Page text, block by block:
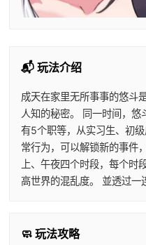
📬 玩法介绍
成天在家里无所事事的悠斗
人知的秘密。 同一时间，
有5个职等，从实习生、初
常行为，可以解锁新的事件
上、午夜四个时段，每个
高世界的混乱度。 並透过一
🧼 玩法攻略